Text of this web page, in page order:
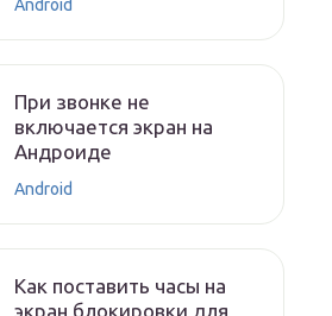
Android
При звонке не
включается экран на
Андроиде
Android
Как поставить часы на
экран блокировки для